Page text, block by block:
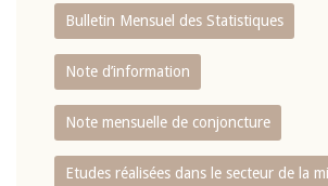
Bulletin Mensuel des Statistiques
Note d’information
Note mensuelle de conjoncture
Etudes réalisées dans le secteur de la